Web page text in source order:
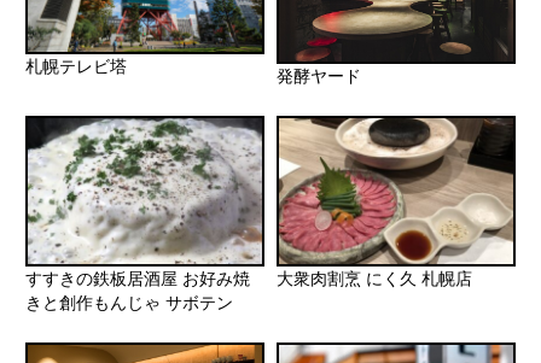
札幌テレビ塔
発酵ヤード
すすきの鉄板居酒屋 お好み焼
きと創作もんじゃ サボテン
大衆肉割烹 にく久 札幌店